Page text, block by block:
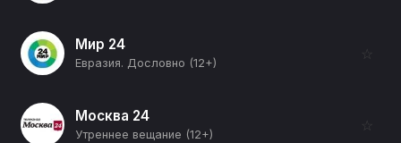
Мир 24
Евразия. Дословно (12+)
☆
Москва 24
Утреннее вещание (12+)
☆